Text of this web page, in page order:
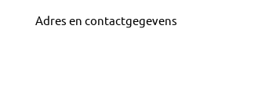
Adres en contactgegevens